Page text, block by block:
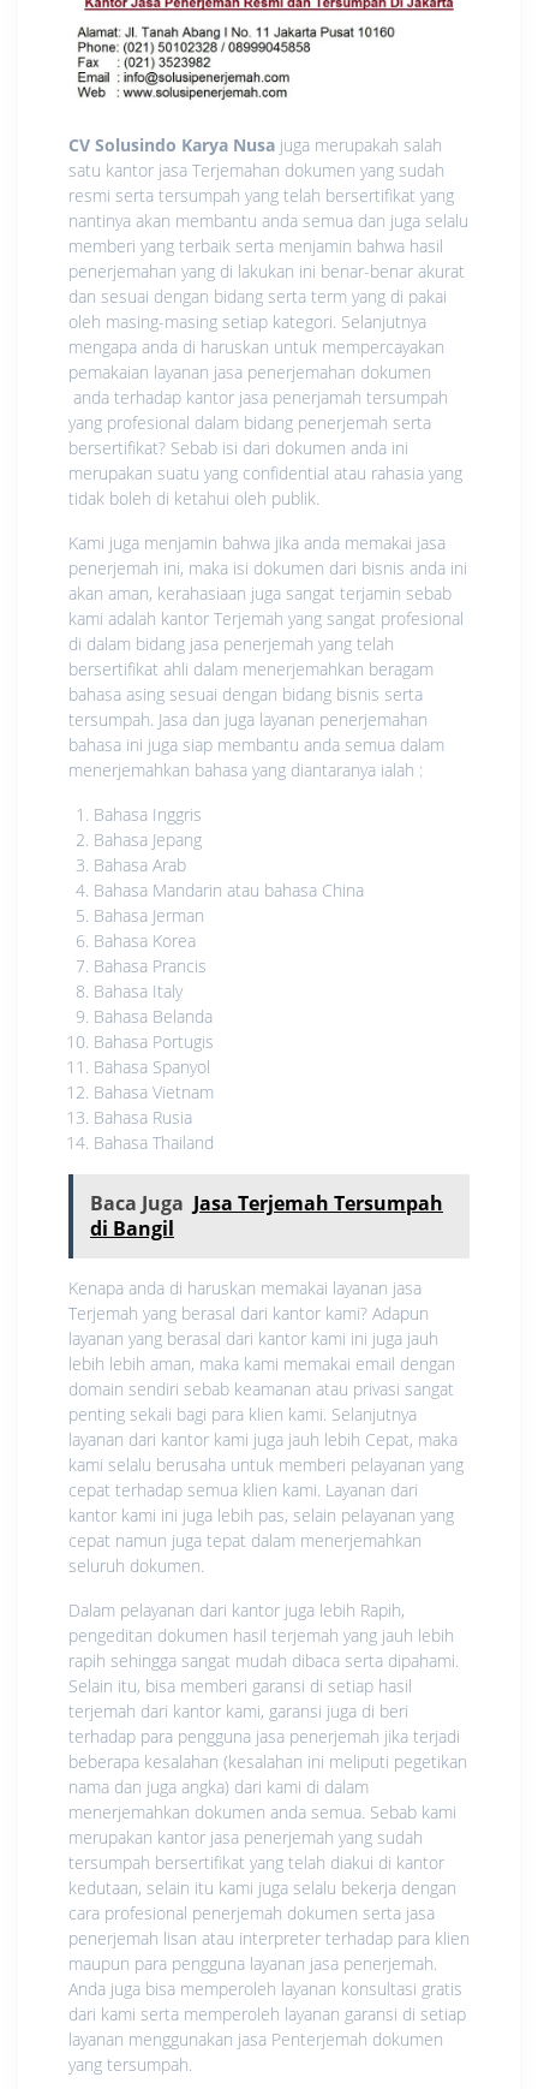
CV Solusindo Karya Nusa juga merupakah salah
satu kantor jasa Terjemahan dokumen yang sudah
resmi serta tersumpah yang telah bersertifikat yang
nantinya akan membantu anda semua dan juga selalu
memberi yang terbaik serta menjamin bahwa hasil
penerjemahan yang di lakukan ini benar-benar akurat
dan sesuai dengan bidang serta term yang di pakai
oleh masing-masing setiap kategori. Selanjutnya
mengapa anda di haruskan untuk mempercayakan
pemakaian layanan jasa penerjemahan dokumen
anda terhadap kantor jasa penerjamah tersumpah
yang profesional dalam bidang penerjemah serta
bersertifikat? Sebab isi dari dokumen anda ini
merupakan suatu yang confidential atau rahasia yang
tidak boleh di ketahui oleh publik.
Kami juga menjamin bahwa jika anda memakai jasa
penerjemah ini, maka isi dokumen dari bisnis anda ini
akan aman, kerahasiaan juga sangat terjamin sebab
kami adalah kantor Terjemah yang sangat profesional
di dalam bidang jasa penerjemah yang telah
bersertifikat ahli dalam menerjemahkan beragam
bahasa asing sesuai dengan bidang bisnis serta
tersumpah. Jasa dan juga layanan penerjemahan
bahasa ini juga siap membantu anda semua dalam
menerjemahkan bahasa yang diantaranya ialah :
Bahasa Inggris
Bahasa Jepang
Bahasa Arab
Bahasa Mandarin atau bahasa China
Bahasa Jerman
Bahasa Korea
Bahasa Prancis
Bahasa Italy
Bahasa Belanda
Bahasa Portugis
Bahasa Spanyol
Bahasa Vietnam
Bahasa Rusia
Bahasa Thailand
Baca Juga Jasa Terjemah Tersumpah
di Bangil
Kenapa anda di haruskan memakai layanan jasa
Terjemah yang berasal dari kantor kami? Adapun
layanan yang berasal dari kantor kami ini juga jauh
lebih lebih aman, maka kami memakai email dengan
domain sendiri sebab keamanan atau privasi sangat
penting sekali bagi para klien kami. Selanjutnya
layanan dari kantor kami juga jauh lebih Cepat, maka
kami selalu berusaha untuk memberi pelayanan yang
cepat terhadap semua klien kami. Layanan dari
kantor kami ini juga lebih pas, selain pelayanan yang
cepat namun juga tepat dalam menerjemahkan
seluruh dokumen.
Dalam pelayanan dari kantor juga lebih Rapih,
pengeditan dokumen hasil terjemah yang jauh lebih
rapih sehingga sangat mudah dibaca serta dipahami.
Selain itu, bisa memberi garansi di setiap hasil
terjemah dari kantor kami, garansi juga di beri
terhadap para pengguna jasa penerjemah jika terjadi
beberapa kesalahan (kesalahan ini meliputi pegetikan
nama dan juga angka) dari kami di dalam
menerjemahkan dokumen anda semua. Sebab kami
merupakan kantor jasa penerjemah yang sudah
tersumpah bersertifikat yang telah diakui di kantor
kedutaan, selain itu kami juga selalu bekerja dengan
cara profesional penerjemah dokumen serta jasa
penerjemah lisan atau interpreter terhadap para klien
maupun para pengguna layanan jasa penerjemah.
Anda juga bisa memperoleh layanan konsultasi gratis
dari kami serta memperoleh layanan garansi di setiap
layanan menggunakan jasa Penterjemah dokumen
yang tersumpah.